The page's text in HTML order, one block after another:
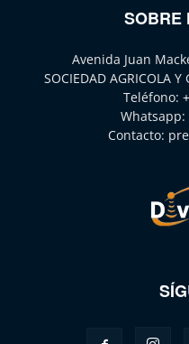
SOBRE
Avenida Juan
SOCIEDAD AGRICOLA
Teléfono:
Whatsapp:
Contacto: